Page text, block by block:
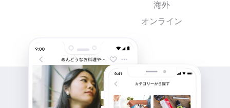
海外
オンライン